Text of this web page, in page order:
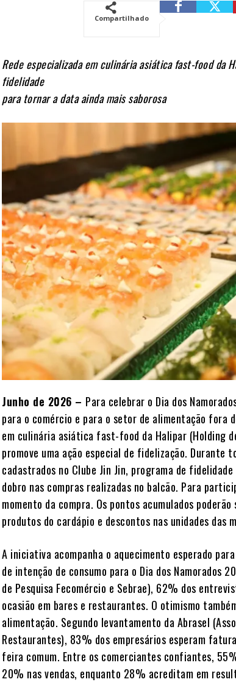
Compartilhado
Rede especializada em culinária asiática fast-food da
fidelidade
para tornar a data ainda mais saborosa
Junho de 2026 – Para celebrar o Dia dos
para o comércio e para o setor de alimentação fora
em culinária asiática fast-food da Halipar (Holding
promove uma ação especial de fidelização.
cadastrados no Clube Jin Jin, programa de
dobro nas compras realizadas no balcão. Para
momento da compra. Os pontos acumulados
produtos do cardápio e descontos nas unidades das
A iniciativa acompanha o aquecimento esperado
de intenção de consumo para o Dia dos Namorados
de Pesquisa Fecomércio e Sebrae), 62% dos
ocasião em bares e restaurantes. O otimismo
alimentação. Segundo levantamento da Abrasel
Restaurantes), 83% dos empresários esperam
feira comum. Entre os comerciantes confiantes,
20% nas vendas, enquanto 28% acreditam em